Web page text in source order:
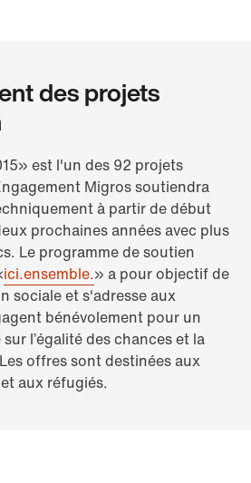
des projets
est l'un des 92 projets
Migros soutiendra
à partir de début
prochaines années avec plus
Le programme de soutien
ici.ensemble.» a pour objectif de
sociale et s'adresse aux
bénévolement pour un
l’égalité des chances et la
offres sont destinées aux
aux réfugiés.